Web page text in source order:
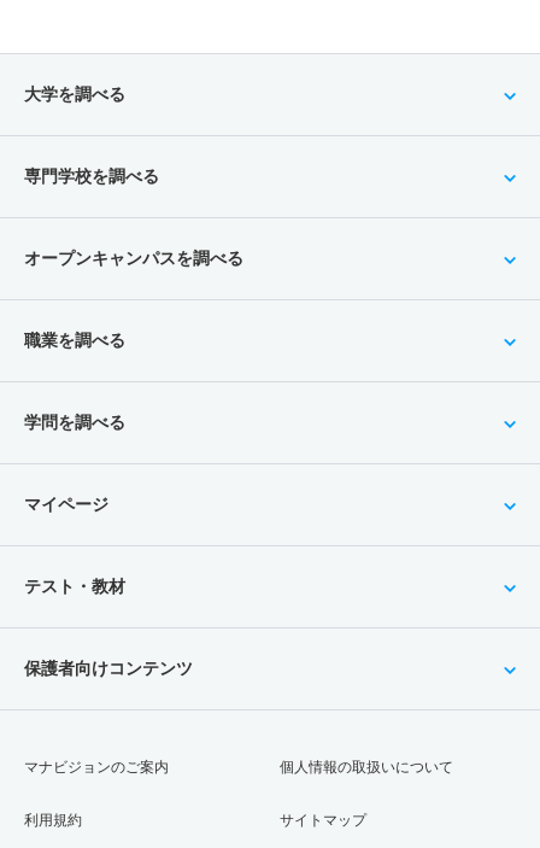
大学を調べる
専門学校を調べる
オープンキャンパスを調べる
職業を調べる
学問を調べる
マイページ
テスト・教材
保護者向けコンテンツ
マナビジョンのご案内
利用規約
個人情報の取扱いについて
サイトマップ